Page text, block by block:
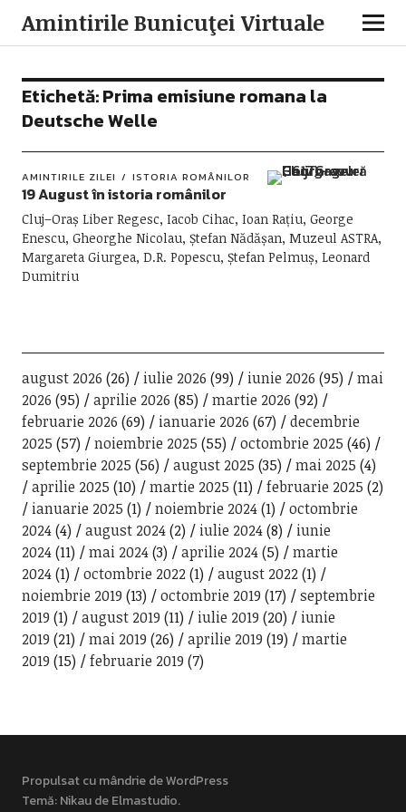
Amintirile Bunicuţei Virtuale
Etichetă:Prima emisiune romana la
Deutsche Welle
AMINTIRILE ZILEI ISTORIA ROMÂNILOR
19 August în istoria românilor
Cluj–Oraș Liber Regesc, Iacob Cihac, Ioan Rațiu, George
Enescu, Gheorghe Nicolau, Ștefan Nădășan, Muzeul ASTRA,
Margareta Giurgea, D.R. Popescu, Ștefan Pelmuș, Leonard
Dumitriu
august 2026 (26) iulie 2026 (99) iunie 2026 (95)
mai
2026 (95) aprilie 2026 (85) martie 2026 (92)
februarie 2026 (69) ianuarie 2026 (67)
decembrie
2025 (57) noiembrie 2025 (55) octombrie 2025 (46)
septembrie 2025 (56) august 2025 (35) mai 2025 (4)
aprilie 2025 (10) martie 2025 (11) februarie 2025 (2)
ianuarie 2025 (1) noiembrie 2024(1)
octombrie
2024(4) august 2024(2) iulie 2024(8)
iunie
2024(11) mai 2024(3) aprilie 2024(5)
martie
2024(1) octombrie 2022(1) august 2022(1)
noiembrie 2019 (13) octombrie 2019 (17)
septembrie
2019 (1) august 2019 (11) iulie 2019 (20)
iunie
2019 (21) mai 2019 (26) aprilie 2019 (19)
martie
2019 (15) februarie 2019 (7)
Propulsat cu mândrie de WordPress
Temă: Nikau deElmastudio.